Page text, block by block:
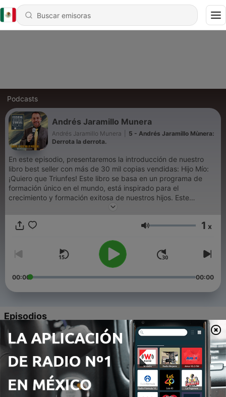
Podcasts
Andrés Jaramillo Munera
Andrés Jaramillo Munera
5 - Andrés Jaramillo Mùnera:
Derrota la derrota.
En este episodio, presentaremos la introducción de nuestro
libro best seller con más de 30 mil copias vendidas: Hijo Mío:
¡Quiero que Triunfes! Este libro se basa en un programa de
formación único en el mundo, está inspirado para el
crecimiento y formación exitosa de nuestros hijos. Este
podcast será publicado todos los miércoles y conducido por
Colombia. Instructor empresarial experto en desarrollo
cliente, ventas efectivas, clima laboral y felicidad en el trabajo.
Volumen 1 x
00:00 00:00
Episodios
5 - Andrés Jaramillo Mùnera: Derrota la derrota.
Andrés Jaramillo Mùnera: OPTIMISMO EN TIEMPOS
DE CRISIS
04 abr. 2020